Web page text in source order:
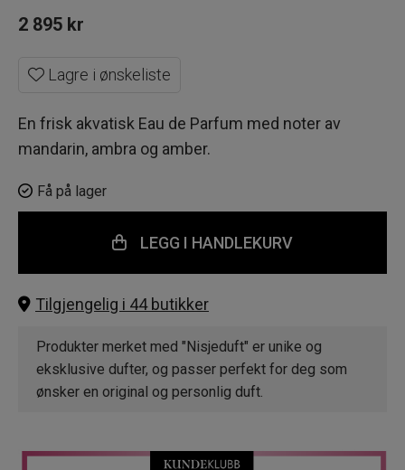
2 895 kr
Lagre i ønskeliste
En frisk akvatisk Eau de Parfum med noter av
mandarin, ambra og amber.
Få på lager
LEGG I HANDLEKURV
Tilgjengelig i 44 butikker
Produkter merket med "Nisjeduft" er unike og
eksklusive dufter, og passer perfekt for deg som
ønsker en original og personlig duft.